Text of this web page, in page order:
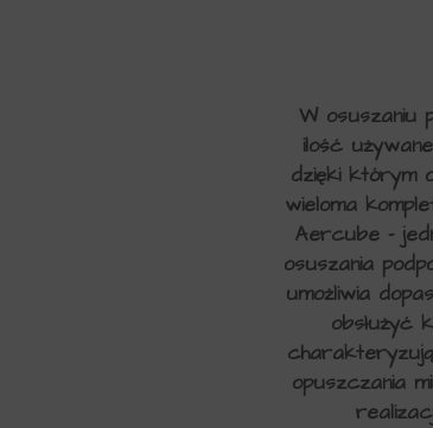
W osuszaniu
ilość
dzięki którym
wieloma
Aercube –
osuszania
umożliwia
obsłużyć
opuszczania